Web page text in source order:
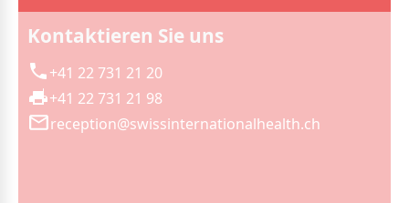
Kontaktieren Sie uns
+41 22 731 21 20
+41 22 731 21 98
reception@swissinternationalhealth.ch